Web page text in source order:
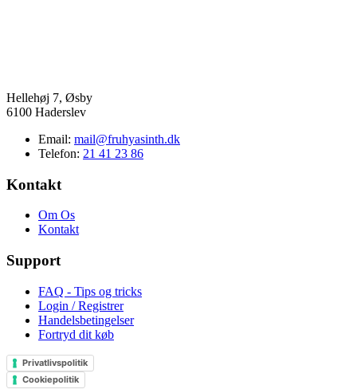
Hellehøj 7, Øsby
6100 Haderslev
Email: mail@fruhyasinth.dk
Telefon: 21 41 23 86
Kontakt
Om Os
Kontakt
Support
FAQ - Tips og tricks
Login / Registrer
Handelsbetingelser
Fortryd dit køb
Privatlivspolitik
Cookiepolitik